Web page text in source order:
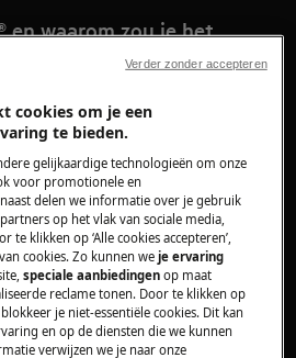
en waarom zou je het
te bieden heeft.
voedingsstoffen,
smaakstoffen. Je maaltijden
doordat je minder olie
blijven moeiteloos
stoom kookt, kan je je
en sappigere
cookies om je een
te bieden.
gelijkaardige technologieën om onze
voor promotionele en
delen we informatie over je gebruik
op het vlak van sociale media,
te klikken op ‘Alle cookies accepteren’,
cookies. Zo kunnen weje ervaring
speciale aanbiedingen op maat
reclame tonen. Door te klikken op
blokkeer je niet-essentiële cookies. Dit kan
en op de diensten die we kunnen
verwijzen we je naar onze
Verder zonder accepteren